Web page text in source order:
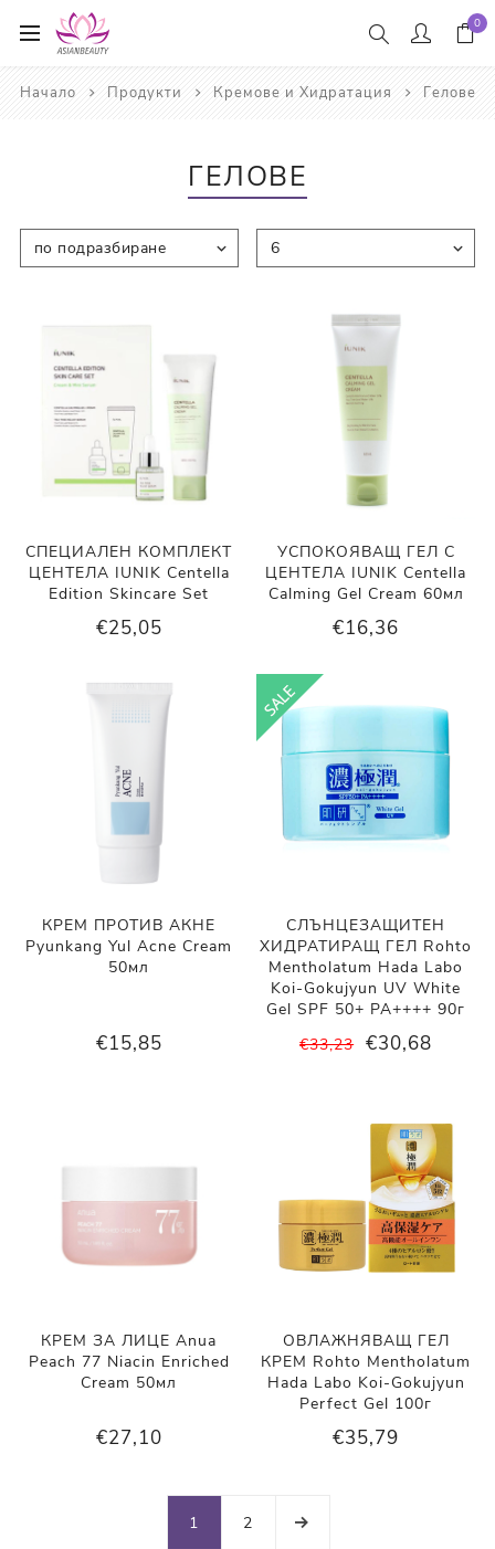
0
Начало Продукти Кремове и Хидратация Гелове
ГЕЛОВЕ
СПЕЦИАЛЕН КОМПЛЕКТ
ЦЕНТЕЛА IUNIK Centella
Edition Skincare Set
€25,05
УСПОКОЯВАЩ ГЕЛ С
ЦЕНТЕЛА IUNIK Centella
Calming Gel Cream 60мл
€16,36
КРЕМ ПРОТИВ АКНЕ
Pyunkang Yul Acne Cream
50мл
€15,85
СЛЪНЦЕЗАЩИТЕН
ХИДРАТИРАЩ ГЕЛ Rohto
Mentholatum Hada Labo
Koi-Gokujyun UV White
Gel SPF 50+ PA++++ 90г
€33,23 €30,68
КРЕМ ЗА ЛИЦЕ Anua
Peach 77 Niacin Enriched
Cream 50мл
€27,10
ОВЛАЖНЯВАЩ ГЕЛ
КРЕМ Rohto Mentholatum
Hada Labo Koi-Gokujyun
Perfect Gel 100г
€35,79
1 2